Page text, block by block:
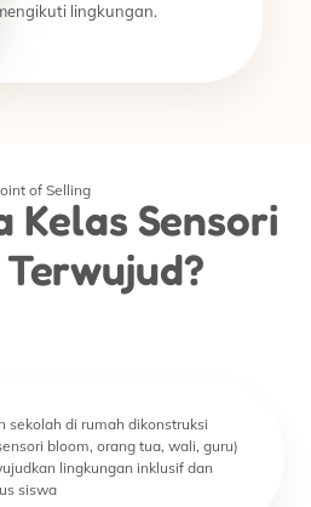
lingkungan.
of Selling
Kelas Sensori
sekolah di rumah dikonstruksi
bloom, orang tua, wali, guru)
lingkungan inklusif dan
siswa